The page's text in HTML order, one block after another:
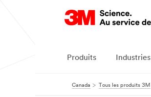
Produits Industries
Canada Tous les produits 3M